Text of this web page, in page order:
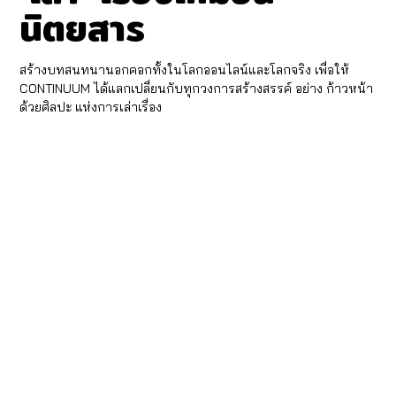
นิตยสาร
สร้างบทสนทนานอกคอกทั้งในโลกออนไลน์และโลกจริง เพื่อให้
CONTINUUM ได้แลกเปลี่ยนกับทุกวงการสร้างสรรค์ อย่าง ก้าวหน้า
ด้วยศิลปะ แห่งการเล่าเรื่อง